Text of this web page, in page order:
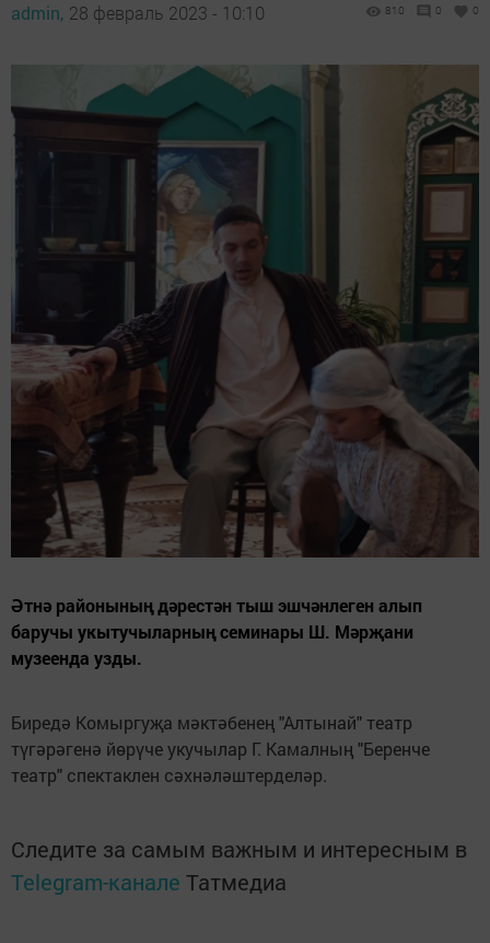
admin, 28 февраль 2023 - 10:10 810 0 0
Әтнә районының дәрестән тыш эшчәнлеген алып
баручы укытучыларның семинары Ш. Мәрҗани
музеенда узды.
Биредә Комыргуҗа мәктәбенең "Алтынай" театр
түгәрәгенә йөрүче укучылар Г. Камалның "Беренче
театр" спектаклен сәхнәләштерделәр.
Следите за самым важным и интересным в
Telegram-канале Татмедиа